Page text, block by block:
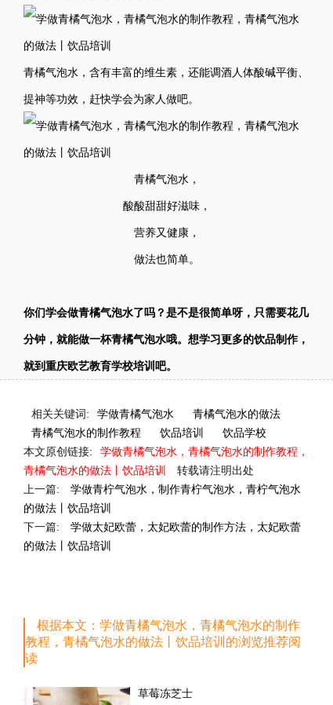
青橘气泡水，含有丰富的维生素，还能调酒人体酸碱平衡、
提神等功效，赶快学会为家人做吧。
青橘气泡水，
酸酸甜甜好滋味，
营养又健康，
做法也简单。
你们学会做青橘气泡水了吗？是不是很简单呀，只需要花几
分钟，就能做一杯青橘气泡水哦。想学习更多的饮品制作，
就到重庆欧艺教育学校培训吧。
相关关键词: 学做青橘气泡水
青橘气泡水的做法
青橘气泡水的制作教程
饮品培训
饮品学校
本文原创链接:
学做青橘气泡水，青橘气泡水的制作教程，
青橘气泡水的做法丨饮品培训
转载请注明出处
上一篇:
学做青柠气泡水，制作青柠气泡水，青柠气泡水
的做法丨饮品培训
下一篇:
学做太妃欧蕾，太妃欧蕾的制作方法，太妃欧蕾
的做法丨饮品培训
根据本文：学做青橘气泡水，青橘气泡水的制作
教程，青橘气泡水的做法丨饮品培训的浏览推荐阅
读
草莓冻芝士